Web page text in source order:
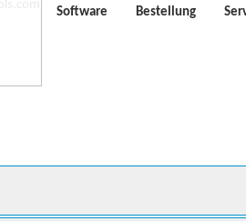
Software Bestellung